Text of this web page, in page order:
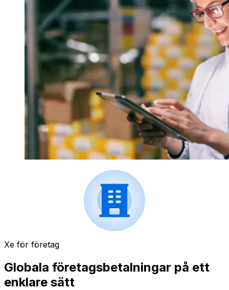
Xe för företag
Globala företagsbetalningar på ett
enklare sätt